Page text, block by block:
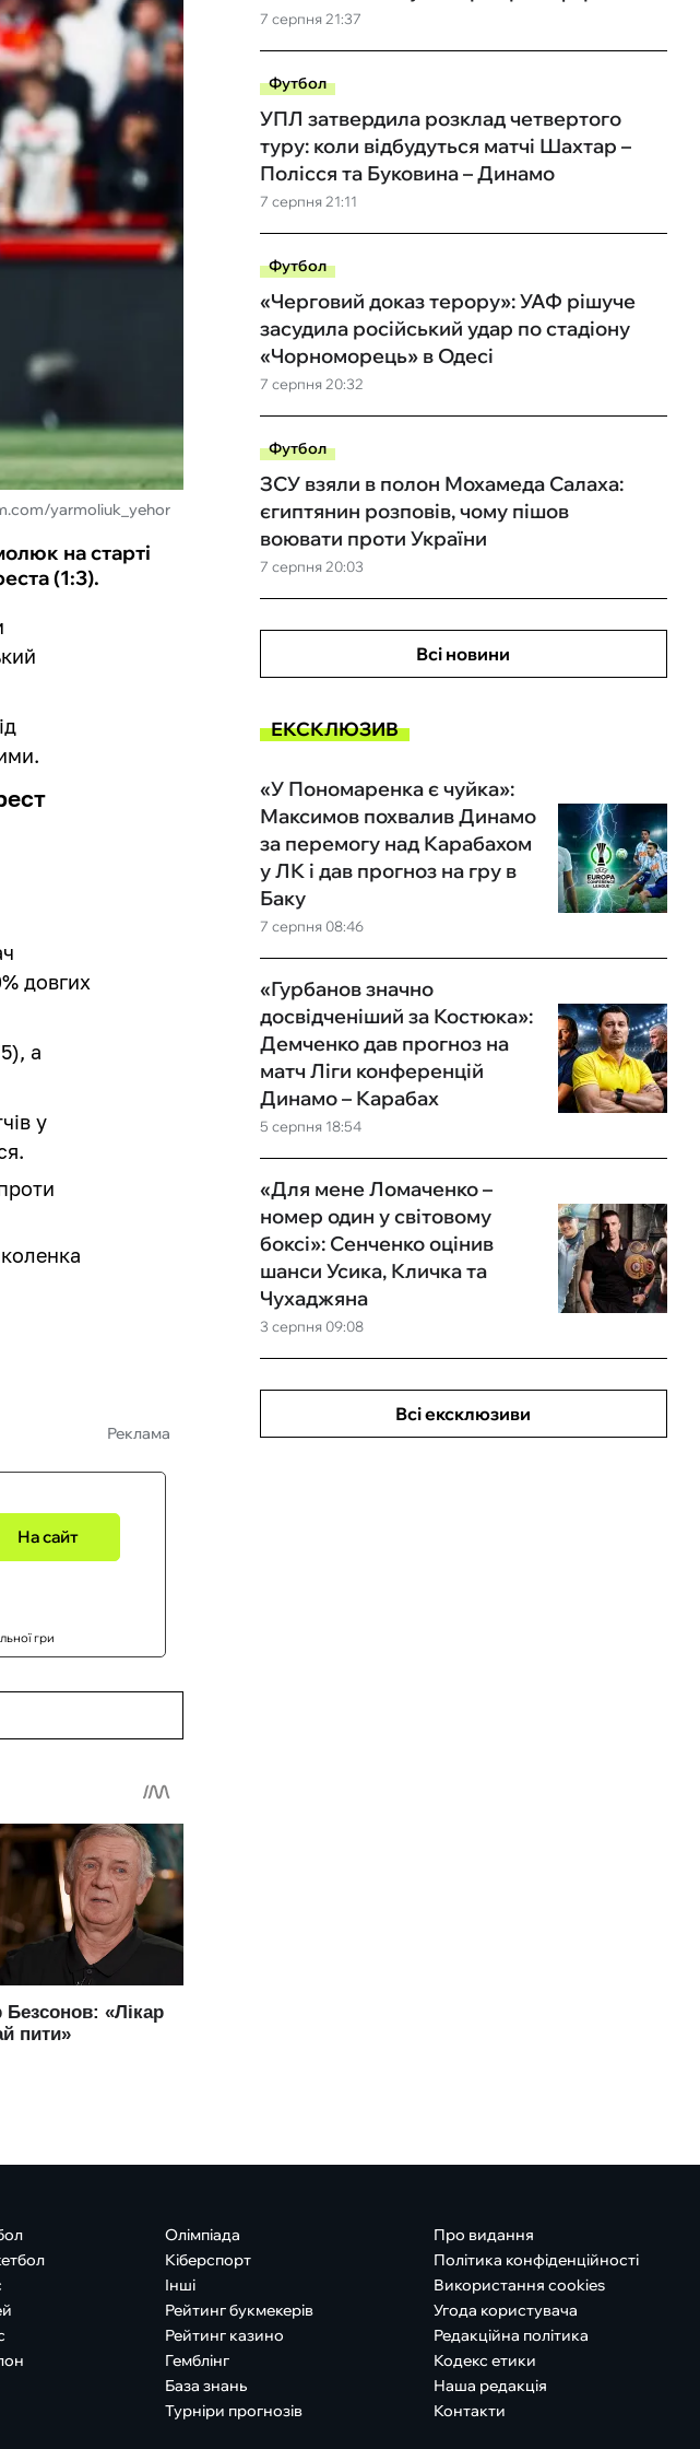
yarmoliuk_yehor
на старті
(1:3).
довгих
а
у
Реклама
На сайт
гри
7 серпня 21:37
Футбол
7 серпня 21:11
УПЛ затвердила розклад четвертого
туру: коли відбудуться матчі Шахтар –
Полісся та Буковина – Динамо
Футбол
7 серпня 20:32
«Черговий доказ терору»: УАФ рішуче
засудила російський удар по стадіону
«Чорноморець» в Одесі
Футбол
7 серпня 20:03
ЗСУ взяли в полон Мохамеда Салаха:
єгиптянин розповів, чому пішов
воювати проти України
Всі новини
ЕКСКЛЮЗИВ
7 серпня 08:46
«У Пономаренка є чуйка»:
Максимов похвалив Динамо
за перемогу над Карабахом
у ЛК і дав прогноз на гру в
Баку
5 серпня 18:54
«Гурбанов значно
досвідченіший за Костюка»:
Демченко дав прогноз на
матч Ліги конференцій
Динамо – Карабах
3 серпня 09:08
«Для мене Ломаченко –
номер один у світовому
боксі»: Сенченко оцінив
шанси Усика, Кличка та
Чухаджяна
Всі ексклюзиви
Олімпіада
Кіберспорт
Інші
Рейтинг букмекерів
Рейтинг казино
Гемблінг
База знань
Турніри прогнозів
Про видання
Політика конфіденційності
Використання cookies
Угода користувача
Редакційна політика
Кодекс етики
Наша редакція
Контакти